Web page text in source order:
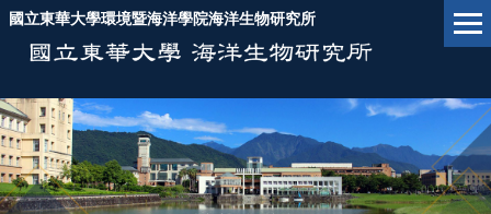
跳
內
容
區
國立東華大學環境暨海洋學院海洋生物研究所